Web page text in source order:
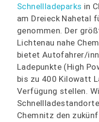
Schnellladeparks in
am Dreieck Nahetal
genommen. Der
Lichtenau nahe
bietet Autofahrer/
Ladepunkte (High
bis zu 400 Kilowatt
Verfügung stellen.
Chemnitz den